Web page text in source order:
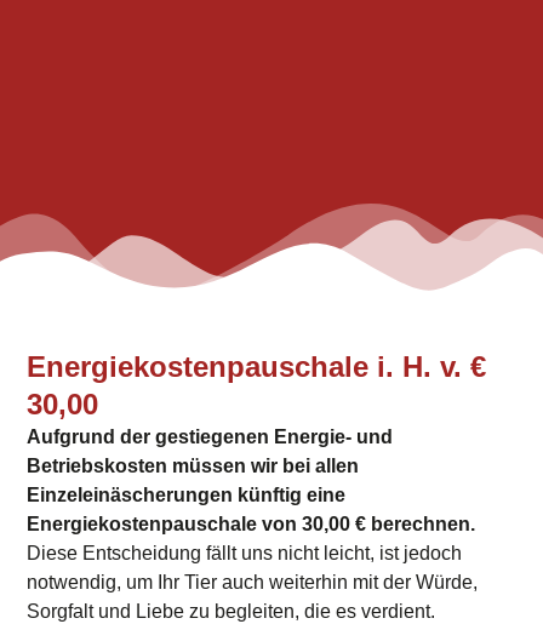
Energiekostenpauschale i. H. v. €
30,00
Aufgrund der gestiegenen Energie- und
Betriebskosten müssen wir bei allen
Einzeleinäscherungen künftig eine
Energiekostenpauschale von 30,00 € berechnen.
Diese Entscheidung fällt uns nicht leicht, ist jedoch
notwendig, um Ihr Tier auch weiterhin mit der Würde,
Sorgfalt und Liebe zu begleiten, die es verdient.